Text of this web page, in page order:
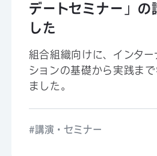
デートセミナー」の
した
組合組織向けに、インタ
ションの基礎から実践ま
ました。
講演・セミナー